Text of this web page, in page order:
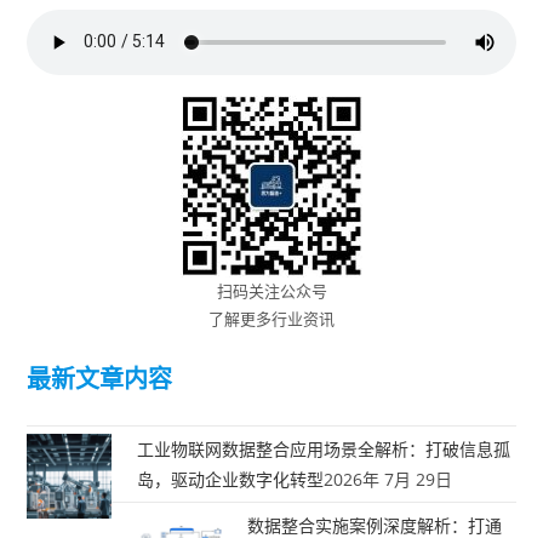
扫码关注公众号
了解更多行业资讯
最新文章内容
工业物联网数据整合应用场景全解析：打破信息孤
岛，驱动企业数字化转型2026年 7月 29日
数据整合实施案例深度解析：打通